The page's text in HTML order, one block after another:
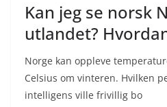
Kan jeg se norsk
utlandet?
Norge kan oppleve
Celsius om vinteren. Hvilken
intelligens ville frivillig bo